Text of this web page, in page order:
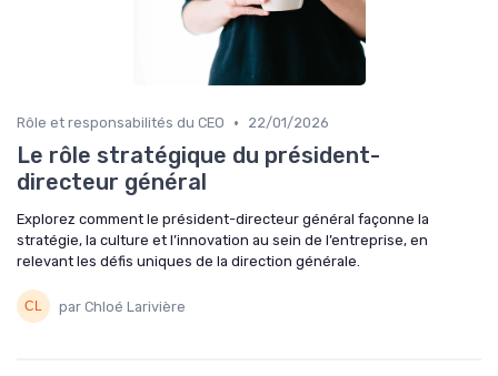
Rôle et responsabilités du CEO • 22/01/2026
Le rôle stratégique du président-
directeur général
Explorez comment le président-directeur général façonne la
stratégie, la culture et l’innovation au sein de l’entreprise, en
relevant les défis uniques de la direction générale.
par Chloé Larivière